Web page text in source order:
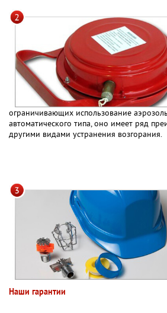
ограничивающих использование
автоматического типа, оно имеет ряд
другими видами устранения возгорания.
Наши гарантии